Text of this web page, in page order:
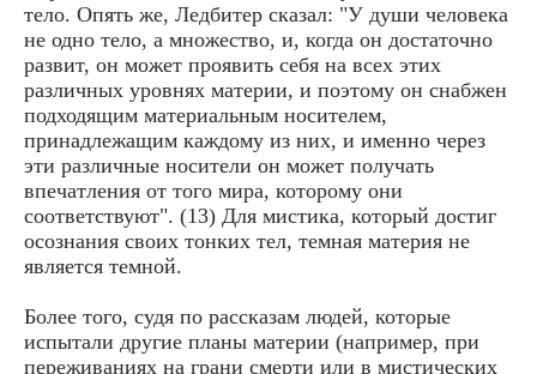
тело. Опять же, Ледбитер сказал: "У души человека
не одно тело, а множество, и, когда он достаточно
развит, он может проявить себя на всех этих
различных уровнях материи, и поэтому он снабжен
подходящим материальным носителем,
принадлежащим каждому из них, и именно через
эти различные носители он может получать
впечатления от того мира, которому они
соответствуют". (13) Для мистика, который достиг
осознания своих тонких тел, темная материя не
является темной.
Более того, судя по рассказам людей, которые
испытали другие планы материи (например, при
переживаниях на грани смерти или в мистических